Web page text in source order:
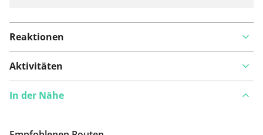
Reaktionen
Aktivitäten
In der Nähe